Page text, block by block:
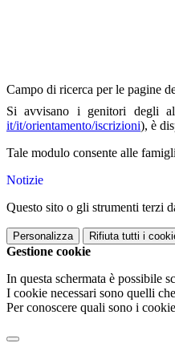
Campo di ricerca per le pagine
Si avvisano i genitori degli
it/it/orientamento/iscrizioni), è
Tale modulo consente alle
Notizie
Questo sito o gli strumenti terzi
Personalizza Rifiuta tutti i
Gestione cookie
In questa schermata è possibile
I cookie necessari sono quelli
Per conoscere quali sono i